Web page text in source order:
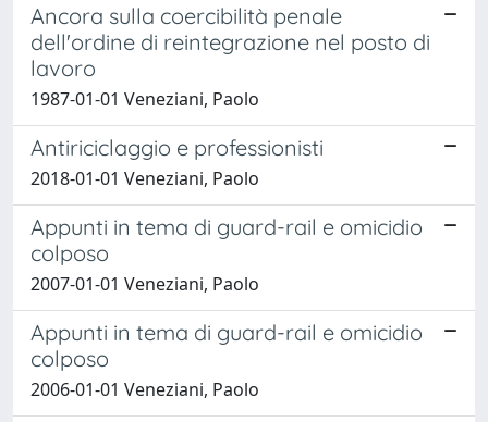
Ancora sulla coercibilità penale
dell'ordine di reintegrazione nel posto di
lavoro
1987-01-01 Veneziani, Paolo
Antiriciclaggio e professionisti
2018-01-01 Veneziani, Paolo
Appunti in tema di guard-rail e omicidio
colposo
2007-01-01 Veneziani, Paolo
Appunti in tema di guard-rail e omicidio
colposo
2006-01-01 Veneziani, Paolo